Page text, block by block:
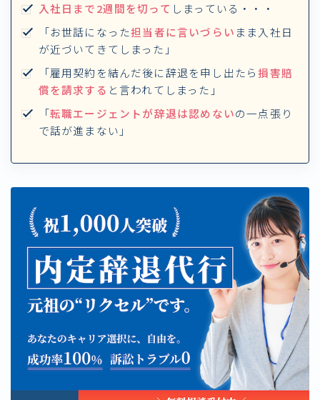
入社日まで2週間を切って しまっている・・・
「お世話になった担当者に言いづらい まま入社日
が近づいてきてしまった」
「雇用契約を結んだ後に辞退を申し出たら損害賠
償を請求する と言われてしまった」
「転職エージェントが辞退は認めないの一点張り
で話が進まない」